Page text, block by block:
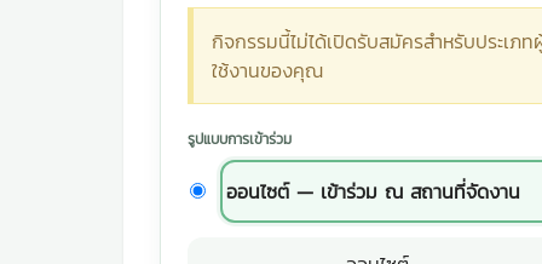
กิจกรรมนี้ไม่ได้เปิดรับสมัครสำหรับประเภท
ใช้งานของคุณ
รูปแบบการเข้าร่วม
ออนไซต์ — เข้าร่วม ณ สถานที่จัดงาน